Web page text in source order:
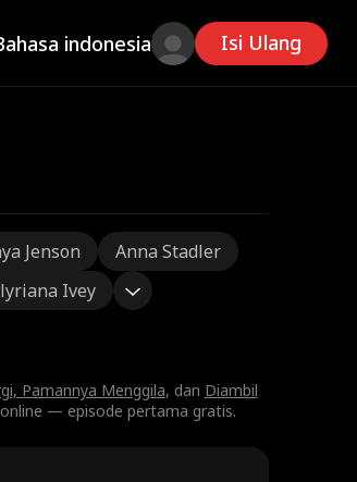
indonesia Isi Ulang
Jenson
Anna Stadler
Ivey
Pamannya Menggila, dan Diambil
— episode pertama gratis.